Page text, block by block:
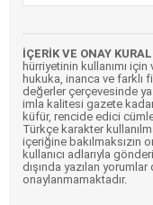
İÇERİK VE ONAY
hürriyetinin kullanımı için
hukuka, inanca ve farklı
değerler çerçevesinde
imla kalitesi gazete
küfür, rencide edici
Türkçe karakter
içeriğine bakılmaksızın
kullanıcı adlarıyla
dışında yazılan
onaylanmamaktadır.